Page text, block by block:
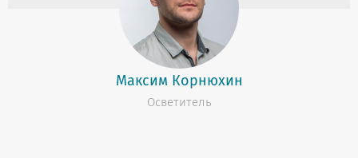
Максим Корнюхин
Осветитель